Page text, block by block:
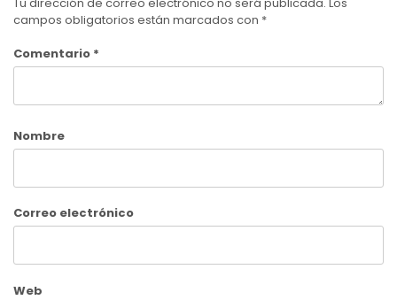
campos obligatorios están marcados con *
Comentario *
Nombre
Correo electrónico
Web